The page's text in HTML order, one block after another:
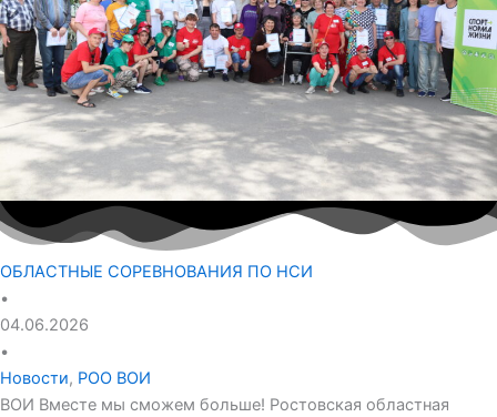
ОБЛАСТНЫЕ СОРЕВНОВАНИЯ ПО НСИ
•
04.06.2026
•
Новости, РОО ВОИ
ВОИ Вместе мы сможем больше! Ростовская областная